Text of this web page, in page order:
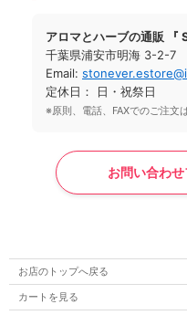
アロマとハーブの通販 『
千葉県浦安市明海 3-2-7
Email:
定休日： 日・祝祭日
※原則、電話、FAXでのご注文
お問い合わ
お店のトップへ戻る
カートを見る